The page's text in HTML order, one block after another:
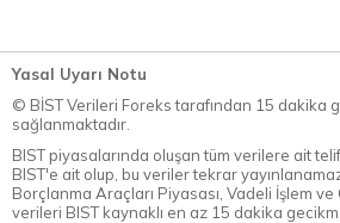
Yasal Uyarı Notu
© BİST Verileri Foreks tarafından 15 dakika
sağlanmaktadır.
BIST piyasalarında oluşan tüm verilere ait
BIST'e ait olup, bu veriler tekrar
Borçlanma Araçları Piyasası, Vadeli İşlem ve
verileri BIST kaynaklı en az 15 dakika